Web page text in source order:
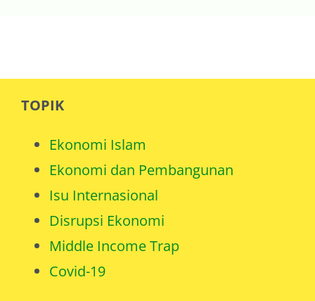
TOPIK
Ekonomi Islam
Ekonomi dan Pembangunan
Isu Internasional
Disrupsi Ekonomi
Middle Income Trap
Covid-19